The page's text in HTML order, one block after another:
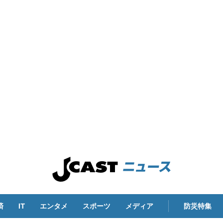
IT エンタメ スポーツ メディア 防災特集